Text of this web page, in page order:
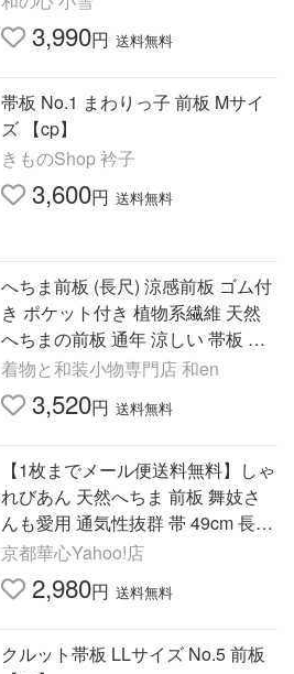
3,990円 送料無料
帯板 No.1 まわりっ子 前板 Mサイ
ズ 【cp】
きものShop 衿子
3,600円 送料無料
へちま前板 (長尺) 涼感前板 ゴム付
き ポケット付き 植物系繊維 天然
へちまの前板 通年 涼しい 帯板 ヘ
チマ 糸瓜 通気性が良い ムレない
夏用着付け小物爆買
着物と和装小物専門店 和en
3,520円 送料無料
【1枚までメール便送料無料】しゃ
れびあん 天然へちま 前板 舞妓さ
んも愛用 通気性抜群 帯 49cm 長尺
用 ベルト付前板 涼しい 着脱簡単
京都華心Yahoo!店
2,980円 送料無料
クルット帯板 LLサイズ No.5 前板